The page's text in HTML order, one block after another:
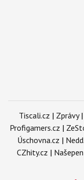
Tiscali.cz | Zprávy|
Profigamers.cz |
Úschovna.cz |
CZhity.cz |